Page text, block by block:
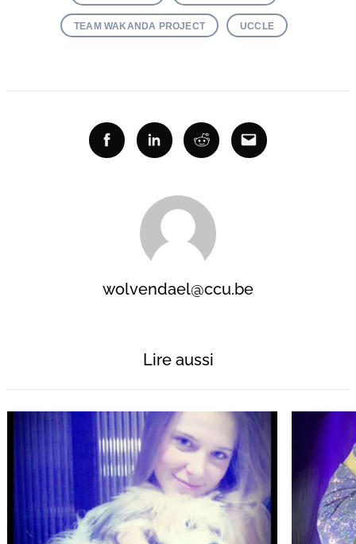
TEAM WAKANDA PROJECT UCCLE
FacebookLinkedinRedditEmail
wolvendael@ccu.be
Lire aussi